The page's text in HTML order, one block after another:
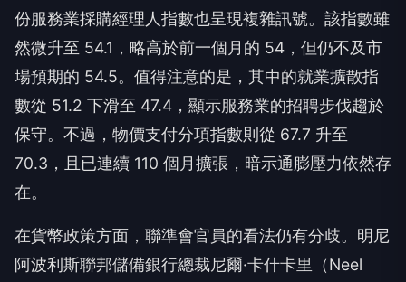
份服務業採購經理人指數也呈現複雜訊號。該指數雖
然微升至 54.1，略高於前一個月的 54，但仍不及市
場預期的 54.5。值得注意的是，其中的就業擴散指
數從 51.2 下滑至 47.4，顯示服務業的招聘步伐趨於
保守。不過，物價支付分項指數則從 67.7 升至
70.3，且已連續 110 個月擴張，暗示通膨壓力依然存
在。
在貨幣政策方面，聯準會官員的看法仍有分歧。明尼
阿波利斯聯邦儲備銀行總裁尼爾·卡什卡里（Neel